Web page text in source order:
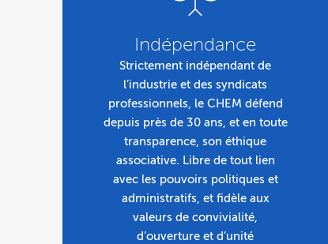
Indépendance
Strictement indépendant de
l’industrie et des syndicats
professionnels, le CHEM défend
depuis près de 30 ans, et en toute
transparence, son éthique
associative. Libre de tout lien
avec les pouvoirs politiques et
administratifs, et fidèle aux
valeurs de convivialité,
d’ouverture et d’unité